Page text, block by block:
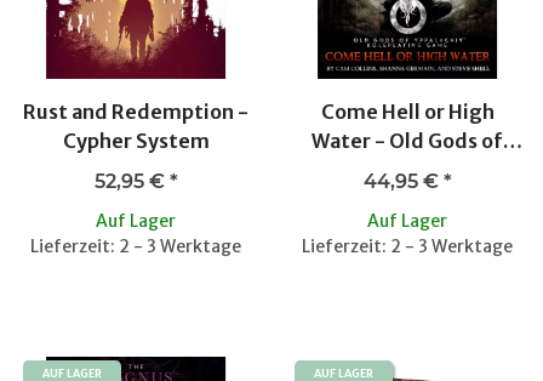
Rust and Redemption -
Cypher System
52,95 € *
Auf Lager
Lieferzeit: 2 - 3 Werktage
Come Hell or High
Water - Old Gods of
Appalachia RPG
44,95 € *
Auf Lager
Lieferzeit: 2 - 3 Werktage
AUF LAGER AUF LAGER